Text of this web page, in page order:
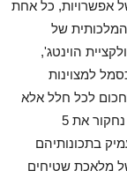
אפשרויות, כל אחת
המלכותית של
הוינטג',
למצוינות
לכל חלל אלא
גם מספקים משטח רך ומסביר פנים. במאמר זה נחקור את 5
בתכונותיהם
מלאכת שטיחים